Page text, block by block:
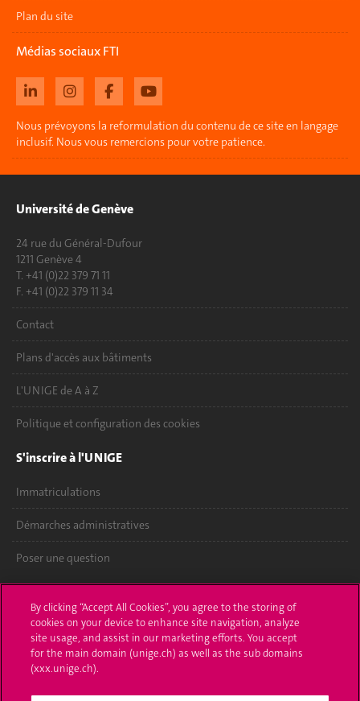
Plan du site
Médias sociaux FTI
Nous prévoyons la reformulation du contenu de ce site en langage
inclusif. Nous vous remercions pour votre patience.
Université de Genève
24 rue du Général-Dufour
1211 Genève 4
T. +41 (0)22 379 71 11
F. +41 (0)22 379 11 34
Contact
Plans d'accès aux bâtiments
L'UNIGE de A à Z
Politique et configuration des cookies
S'inscrire à l'UNIGE
Immatriculations
Démarches administratives
Poser une question
UNIGE Mobile
Médias
Offres d'emploi
By clicking “Accept All Cookies”, you agree to the storing of
cookies on your device to enhance site navigation, analyze
site usage, and assist in our marketing efforts. You accept
for the main domain (unige.ch) as well as the sub domains
(xxx.unige.ch).